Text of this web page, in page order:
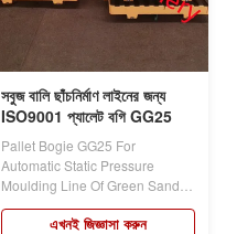
সবুজ বালি ছাঁচনির্মাণ লাইনের জন্য
ISO9001 প্যালেট বগি GG25
Pallet Bogie GG25 For
Automatic Static Pressure
Moulding Line Of Green Sand
Products description:...
এখনই জিজ্ঞাসা করুন